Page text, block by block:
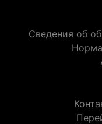
Сведения об